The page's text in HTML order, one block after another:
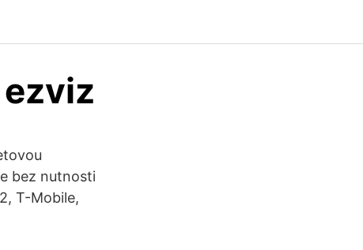
bez nutnosti
T-Mobile,